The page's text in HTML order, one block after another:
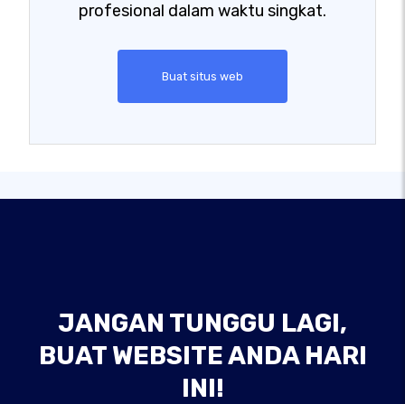
profesional dalam waktu singkat.
Buat situs web
JANGAN TUNGGU LAGI,
BUAT WEBSITE ANDA HARI
INI!